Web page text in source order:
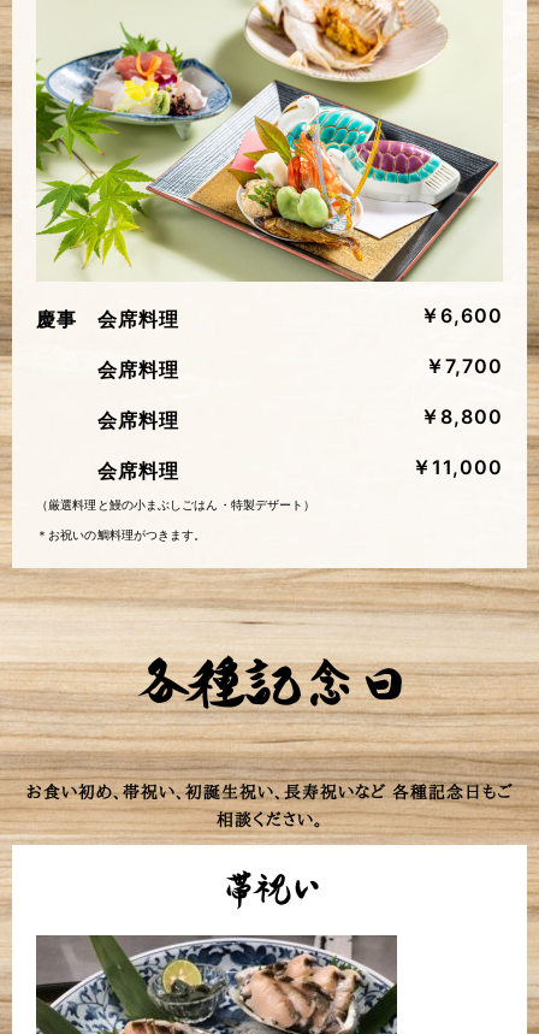
慶事 会席料理 ￥6,600
会席料理 ￥7,700
会席料理 ￥8,800
会席料理 ￥11,000
（厳選料理と鰻の小まぶしごはん・特製デザート）
＊お祝いの鯛料理がつきます。
各種記念日
お食い初め、帯祝い、初誕生祝い、長寿祝いなど 各種記念日もご
相談ください。
帯祝い